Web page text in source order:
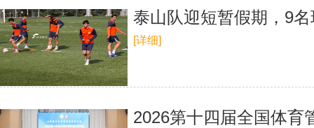
泰山队迎短暂假期，9
[详细]
2026第十四届全国体育